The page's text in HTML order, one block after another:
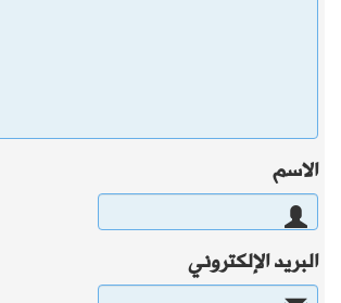
الاسم
البريد الإلكتروني